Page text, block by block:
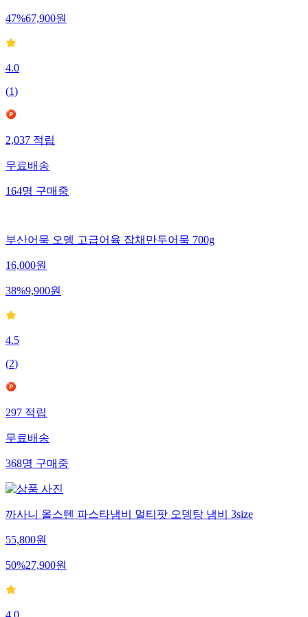
47%67,900원
4.0
(1)
2,037적립
무료배송
164명구매중
부산어묵 오뎅 고급어육 잡채만두어묵 700g
16,000원
38%9,900원
4.5
(2)
297적립
무료배송
368명구매중
까사니 올스텐 파스타냄비 멀티팟 오뎅탕 냄비 3size
55,800원
50%27,900원